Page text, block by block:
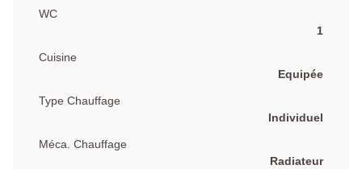
WC
1
Cuisine
Equipée
Type Chauffage
Individuel
Méca. Chauffage
Radiateur